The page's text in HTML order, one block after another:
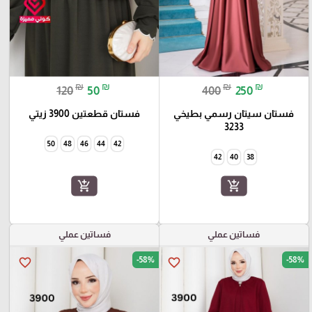
400₪ 250 ₪
فستان سيتان رسمي بطيخي
3233
38
40
42
add_shopping_cart
120₪ 50 ₪
فستان قطعتين 3900 زيتي
42
44
46
48
50
add_shopping_cart
فساتين عملي
favorite_border -58%
فساتين عملي
favorite_border -58%